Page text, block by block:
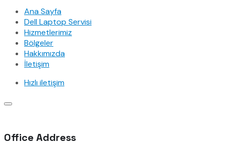
Ana Sayfa
Dell Laptop Servisi
Hizmetlerimiz
Bölgeler
Hakkımızda
İletişim
Hızlı iletişim
Office Address